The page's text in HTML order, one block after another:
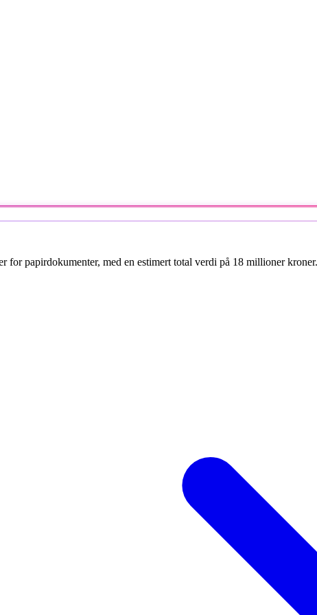
for papirdokumenter, med en estimert total verdi på 18 millioner